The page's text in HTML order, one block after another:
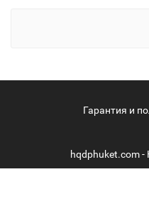
Гарантия и
hqdphuket.com -